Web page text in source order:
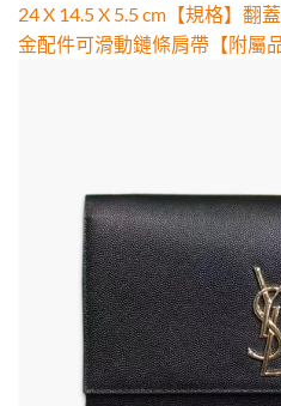
24 X 14.5 X 5.5 cm【規格】翻
金配件可滑動鏈條肩帶【附屬